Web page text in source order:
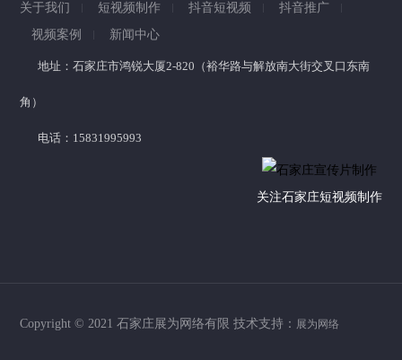
关于我们 短视频制作 抖音短视频
抖音推广
视频案例
新闻中心
地址：石家庄市鸿锐大厦2-820（裕华路与解放南大街交叉口东南
角）
电话：15831995993
关注石家庄短视频制作
Copyright © 2021 石家庄展为网络有限 技术支持： 展为网络